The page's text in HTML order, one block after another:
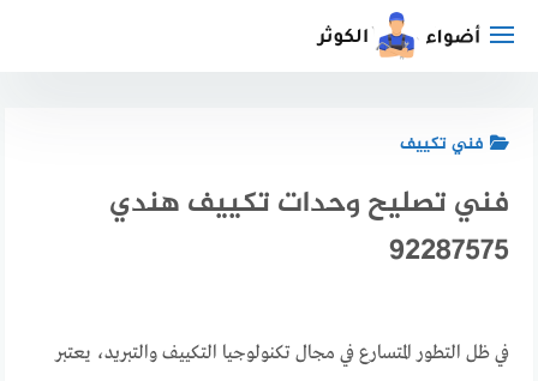
فني تكييف
فني تصليح وحدات تكييف هندي
92287575
في ظل التطور المتسارع في مجال تكنولوجيا التكييف والتبريد، يعتبر